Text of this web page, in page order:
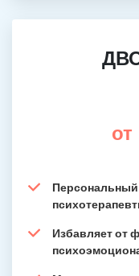
от
Персональный
Избавляет от